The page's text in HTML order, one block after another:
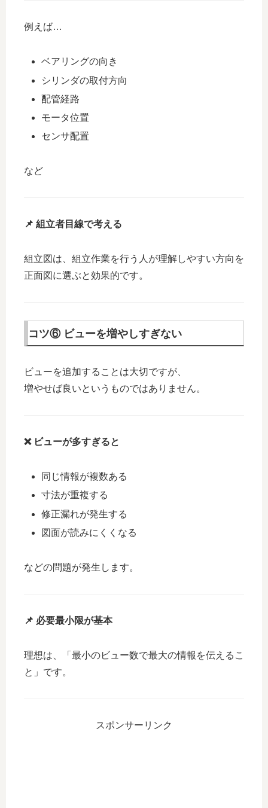
例えば…
ベアリングの向き
シリンダの取付方向
配管経路
モータ位置
センサ配置
など
📌 組立者目線で考える
組立図は、組立作業を行う人が理解しやすい方向を
正面図に選ぶと効果的です。
コツ⑥ ビューを増やしすぎない
ビューを追加することは大切ですが、
増やせば良いというものではありません。
❌ ビューが多すぎると
同じ情報が複数ある
寸法が重複する
修正漏れが発生する
図面が読みにくくなる
などの問題が発生します。
📌 必要最小限が基本
理想は、「最小のビュー数で最大の情報を伝えるこ
と」です。
スポンサーリンク